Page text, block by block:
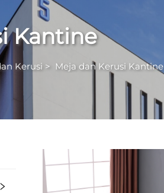
Kantine
Kerusi > Meja dan Kerusi Kantine